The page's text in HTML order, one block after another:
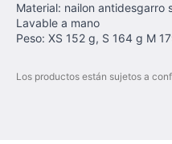
Material: nailon antidesgarro
Lavable a mano
Peso: XS 152 g, S 164 g M
Los productos están sujetos a